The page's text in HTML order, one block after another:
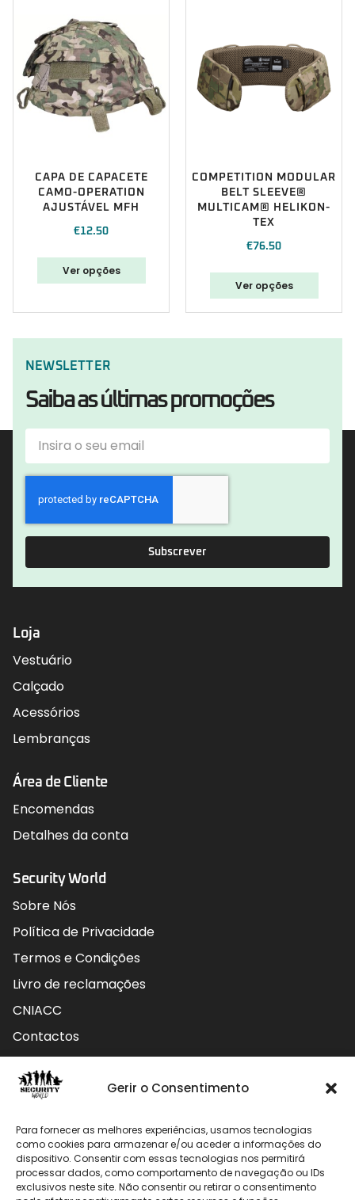
Gerir o Consentimento
Para fornecer as melhores experiências, usamos tecnologias
como cookies para armazenar e/ou aceder a informações do
dispositivo. Consentir com essas tecnologias nos permitirá
processar dados, como comportamento de navegação ou IDs
exclusivos neste site. Não consentir ou retirar o consentimento
CAPA DE CAPACETE
CAMO-OPERATION
AJUSTÁVEL MFH
€12.50
Ver opções
COMPETITION MODULAR
BELT SLEEVE®
MULTICAM® HELIKON-
TEX
€76.50
Ver opções
NEWSLETTER
Saiba as últimas promoções
Subscrever
Loja
Vestuário
Calçado
Acessórios
Lembranças
Área de Cliente
Encomendas
Detalhes da conta
Security World
Sobre Nós
Política de Privacidade
Termos e Condições
Livro de reclamações
CNIACC
Contactos
Contactos
912 009 740 (Chamada para rede móvel nacional)
geral@securityworld.pt